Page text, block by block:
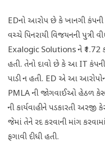
EDનો આરોપ છે કે ખાનગી
વચ્ચે પિનરાયી વિજયનની પુત્રી
Exalogic Solutions ને ₹1.72
હતી. તેનો દાવો છે કે આ IT
પાડી ન હતી. ED એ આ
PMLA ની જોગવાઈઓ હેઠળ કેસ
ની કાર્યવાહીને પડકારતી અરજી
જેમાં તેને રદ કરવાની માંગ
ફગાવી દીધી હતી.